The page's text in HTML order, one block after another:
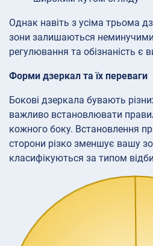
Однак навіть з усіма трьома
зони залишаються
регулювання та обізнаність є
Форми дзеркал та їх переваги
Бокові дзеркала бувають
важливо встановлювати
кожного боку. Встановлення
сторони різко зменшує вашу
класифікуються за типом